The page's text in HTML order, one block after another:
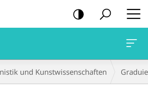
und Kunstwissenschaften